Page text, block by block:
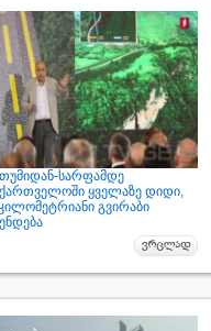
სარფამდე
ყველაზე დიდი,
გვირაბი